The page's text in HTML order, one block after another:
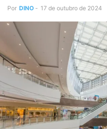
Por DINO - 17 de outubro de 2024